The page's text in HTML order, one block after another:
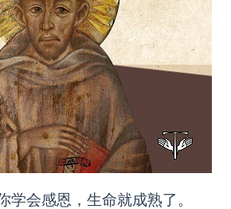
学会感恩，生命就成熟了。